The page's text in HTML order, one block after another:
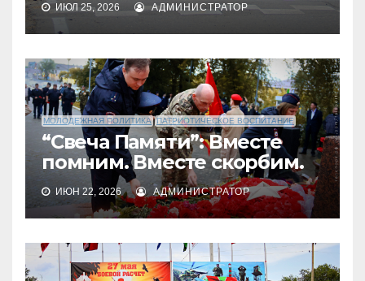
ИЮЛ 25, 2026 АДМИНИСТРАТОР
МОЛОДЕЖНАЯ ПОЛИТИКА ПАТРИОТИЧЕСКОЕ ВОСПИТАНИЕ
“Свеча Памяти”: Вместе
помним. Вместе скорбим.
ИЮН 22, 2026 АДМИНИСТРАТОР